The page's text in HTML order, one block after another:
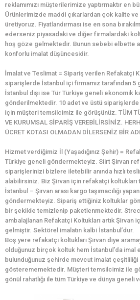
reklamımızı müşterilerimize yaptırmaktır en
Ürünlerimizde maddi çıkarlardan çok kalite ve
üretiyoruz. Fiyatlandırması ise en sona
ederseniz piyasadaki ve diğer firmalardaki
hoş göze gelmektedir. Bunun sebebi elbette
konforlu imalat düşüncesidir.
İmalat ve Teslimat = Sipariş verilen Refakatçi
siparişlerde İstanbul içi firmamız tarafından
İstanbul dışı ise Tür Türkiye geneli ekonomik
gönderilmektedir. 10 adet ve üstü
için müşteri temsilcimiz ile görüşünüz. TÜM
VE KURUMSAL SİPARİŞ VEREBİLİRSİNİZ.
ÜCRET KOTASI OLMADAN DİLERSENİZ BİR
Hizmet verdiğimiz İl (Yaşadığınız Şehir) =
Türkiye geneli göndermekteyiz. Siirt Şirvan
siparişlerinizi bizlere iletebilir anında hızlı
alabilirsiniz. Biz Şirvan için refakatçi koltukları
İstanbul – Şirvan arası kargo taşımacılığı
göndermekteyiz. Sipariş ettiğiniz koltuklar
bir şekilde temizlenip paketlenmektedir.
ambalajlanan Refakatçi Koltukları artık Şirvan
gelmiştir. Sektörel imalatın kalbi İstanbul’dur.
Boş yere refakatçi koltukları Şirvan diye
olduğunuz birçok koltuk hem İstanbul’da imal
bulunduğunuz şehirde mevcut imalat çeşitliliği
gösterememektedir. Müşteri temsilcimiz ile
gönül rahatlığı ile tüm Türkiye ve dünya geneli